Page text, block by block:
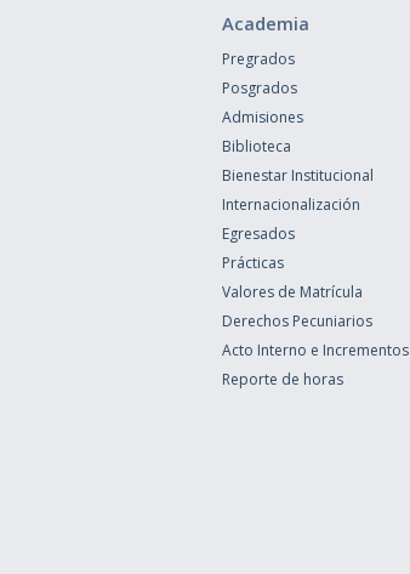
Academia
Pregrados
Posgrados
Admisiones
Biblioteca
Bienestar Institucional
Internacionalización
Egresados
Prácticas
Valores de Matrícula
Derechos Pecuniarios
Acto Interno e Incrementos
Reporte de horas